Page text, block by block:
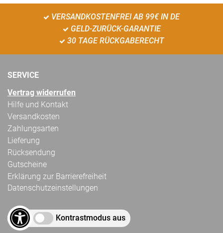
VERSANDKOSTENFREI AB 99€ IN DE
GELD-ZURÜCK-GARANTIE
30 TAGE RÜCKGABERECHT
SERVICE
Vertrag widerrufen
Hilfe und Kontakt
Versandkosten
Zahlungsarten
Lieferung
Rücksendung
Gutscheine
Erklärung zur Barrierefreiheit
Datenschutzeinstellungen
Kontrastmodus aus